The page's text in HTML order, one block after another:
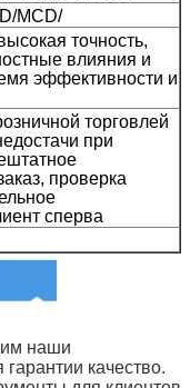
MCD/
точность,
влияния и
эффективности и
торговлей
при
проверка
сперва
наши
гарантии качество.